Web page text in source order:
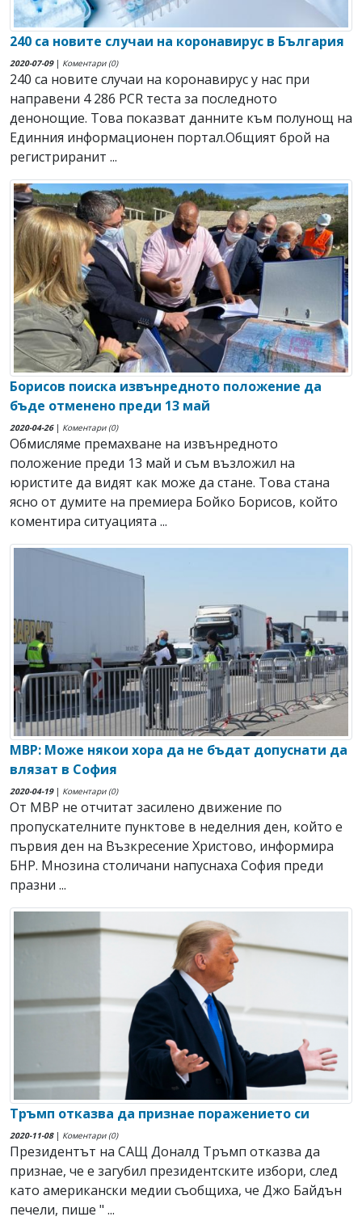
240 са новите случаи на коронавирус в България
2020-07-09| Коментари (0)
240 са новите случаи на коронавирус у нас при
направени 4 286 PCR теста за последното
денонощие. Това показват данните към полунощ на
Единния информационен портал.Общият брой на
регистриранит ...
Борисов поиска извънредното положение да
бъде отменено преди 13 май
2020-04-26| Коментари (0)
Обмисляме премахване на извънредното
положение преди 13 май и съм възложил на
юристите да видят как може да стане. Това стана
ясно от думите на премиера Бойко Борисов, който
коментира ситуацията ...
МВР: Може някои хора да не бъдат допуснати да
влязат в София
2020-04-19| Коментари (0)
От МВР не отчитат засилено движение по
пропускателните пунктове в неделния ден, който е
първия ден на Възкресение Христово, информира
БНР. Мнозина столичани напуснаха София преди
празни ...
Тръмп отказва да признае поражението си
2020-11-08| Коментари (0)
Президентът на САЩ Доналд Тръмп отказва да
признае, че е загубил президентските избори, след
като американски медии съобщиха, че Джо Байдън
печели, пише " ...